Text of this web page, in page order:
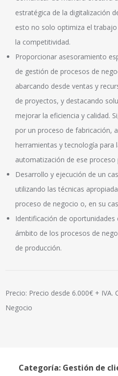
estratégica de la digitalización
esto no solo optimiza el
la competitividad.
Proporcionar asesoramiento
de gestión de procesos de
abarcando desde ventas y
de proyectos, y destacando
mejorar la eficiencia y calidad.
por un proceso de fabricación,
herramientas y tecnología para
automatización de ese proceso
Desarrollo y ejecución de un
utilizando las técnicas
proceso de negocio o, en su
Identificación de oportunidades
ámbito de los procesos de
de producción.
Precio: Precio desde 6.000€ + IVA.
Negocio
Categoría: Gestión de